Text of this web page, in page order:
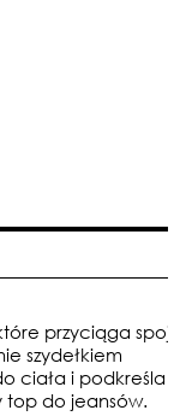
przyciąga
szydełkiem
ciała i podkreśla
top do jeansów.